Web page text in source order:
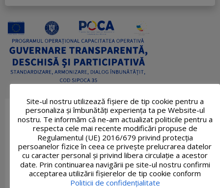
Site-ul nostru utilizează fişiere de tip cookie pentru a
personaliza și îmbunătăți experiența ta pe Website-ul
nostru. Te informăm că ne-am actualizat politicile pentru a
respecta cele mai recente modificări propuse de
Regulamentul (UE) 2016/679 privind protecția
persoanelor fizice în ceea ce privește prelucrarea datelor
cu caracter personal și privind libera circulație a acestor
date. Prin continuarea navigării pe site-ul nostru confirmi
acceptarea utilizării fişierelor de tip cookie conform
Politicii de confidențialitate